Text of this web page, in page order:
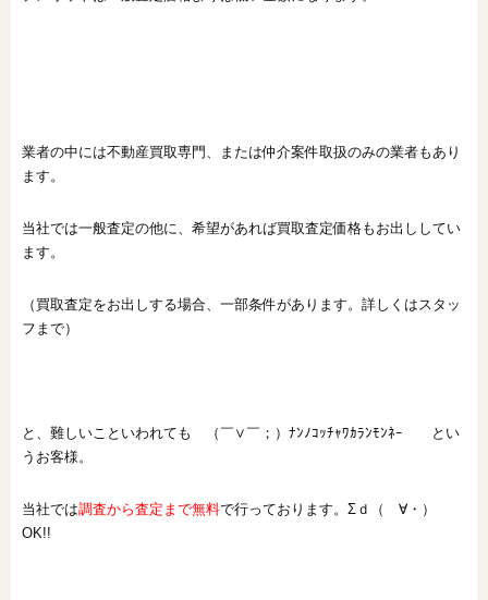
業者の中には不動産買取専門、または仲介案件取扱のみの業者もあり
ます。
当社では一般査定の他に、希望があれば買取査定価格もお出ししてい
ます。
（買取査定をお出しする場合、一部条件があります。詳しくはスタッ
フまで）
と、難しいこといわれても （￣∨￣；）ﾅﾝﾉｺｯﾁｬﾜｶﾗﾝﾓﾝﾈｰ とい
うお客様。
当社では調査から査定まで無料で行っております。Σｄ（ゝ∀・）
OK!!